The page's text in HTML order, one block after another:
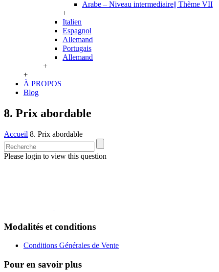
Arabe – Niveau intermediaire|| Thème VII
+
Italien
Espagnol
Allemand
Portugais
Allemand
+
+
À PROPOS
Blog
8. Prix abordable
Accueil 8. Prix abordable
Please login to view this question
Modalités et conditions
Conditions Générales de Vente
Pour en savoir plus